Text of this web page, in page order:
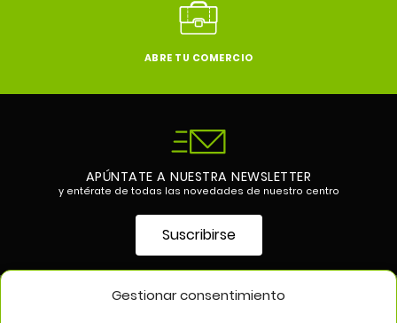
Gestionar consentimiento
ABRE TU COMERCIO
APÚNTATE A NUESTRA NEWSLETTER
y entérate de todas las novedades de nuestro centro
Suscribirse